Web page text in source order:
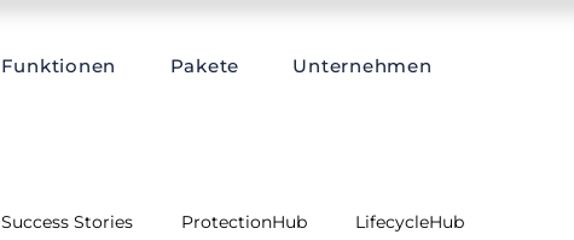
Funktionen Pakete Unternehmen
Success Stories ProtectionHub LifecycleHub